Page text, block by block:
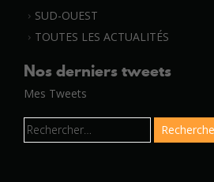
SUD-OUEST
TOUTES LES ACTUALITÉS
Nos derniers tweets
Mes Tweets
Rechercher :